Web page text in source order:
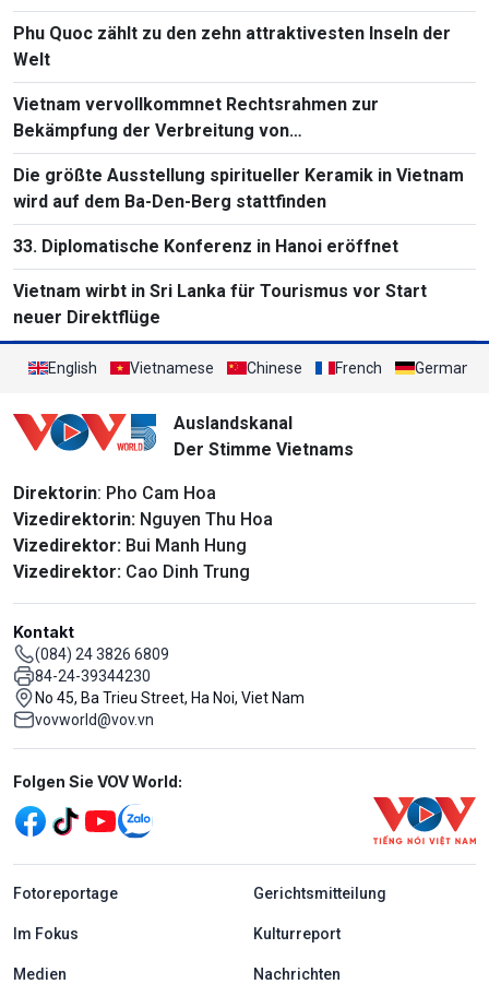
Phu Quoc zählt zu den zehn attraktivesten Inseln der
Welt
Vietnam vervollkommnet Rechtsrahmen zur
Bekämpfung der Verbreitung von
Massenvernichtungswaffen
Die größte Ausstellung spiritueller Keramik in Vietnam
wird auf dem Ba-Den-Berg stattfinden
33. Diplomatische Konferenz in Hanoi eröffnet
Vietnam wirbt in Sri Lanka für Tourismus vor Start
neuer Direktflüge
English Vietnamese Chinese French German
Auslandskanal
Der Stimme Vietnams
Direktorin: Pho Cam Hoa
Vizedirektorin: Nguyen Thu Hoa
Vizedirektor: Bui Manh Hung
Vizedirektor: Cao Dinh Trung
Kontakt
(084) 24 3826 6809
84-24-39344230
No 45, Ba Trieu Street, Ha Noi, Viet Nam
vovworld@vov.vn
Mạng xã hội
Folgen Sie VOV World:
menu footer tiếng Đức
Fotoreportage Gerichtsmitteilung
Im Fokus Kulturreport
Medien Nachrichten